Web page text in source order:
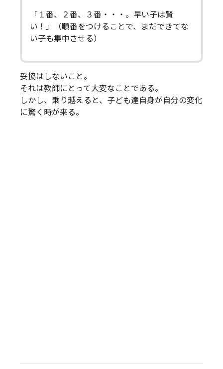
「１番、２番、３番・・・。早い子は賢
い！」（順番をつけることで、まだできてな
い子も集中させる）
妥協はしないこと。
それは教師にとって大変なことである。
しかし、乗り越えると、子ども達自身が自分の変化
に驚く時が来る。